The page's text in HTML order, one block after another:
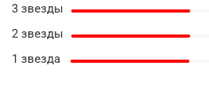
3 звезды
2 звезды
1 звезда